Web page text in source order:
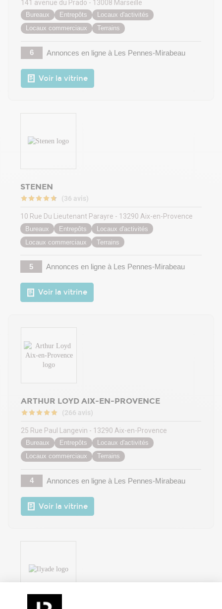
141 avenue du Prado - 13008 Marseille
Bureaux Entrepôts
Locaux d'activités
Locaux commerciaux
Terrains
6 Annonces en ligneà Les Pennes-Mirabeau
Voir la vitrine
STENEN
(36 avis)
10 Rue Du Lieutenant Parayre - 13290 Aix-en-Provence
Bureaux Entrepôts
Locaux d'activités
Locaux commerciaux
Terrains
5 Annonces en ligneà Les Pennes-Mirabeau
Voir la vitrine
ARTHUR LOYD AIX-EN-PROVENCE
(266 avis)
25 Rue Paul Langevin - 13290 Aix-en-Provence
Bureaux Entrepôts
Locaux d'activités
Locaux commerciaux
Terrains
4 Annonces en ligneà Les Pennes-Mirabeau
Voir la vitrine